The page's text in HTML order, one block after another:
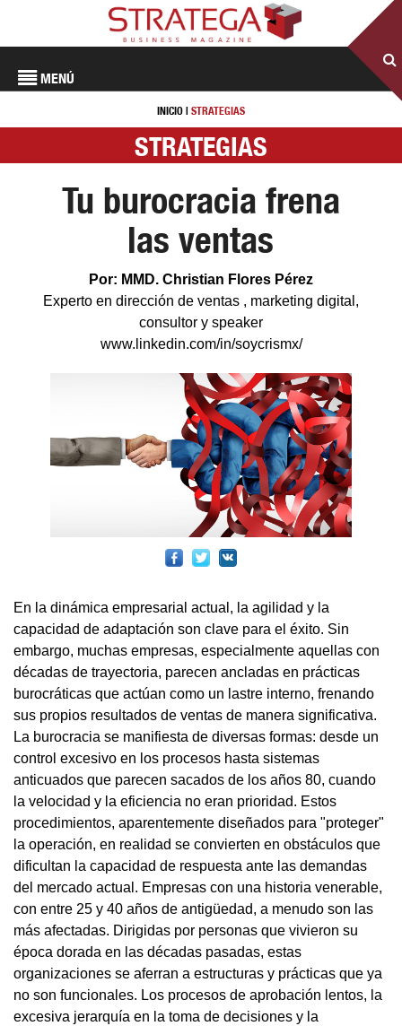
MENÚ
INICIO | STRATEGIAS
STRATEGIAS
Tu burocracia frena
las ventas
Por: MMD. Christian Flores Pérez
Experto en dirección de ventas , marketing digital,
consultor y speaker
www.linkedin.com/in/soycrismx/
En la dinámica empresarial actual, la agilidad y la
capacidad de adaptación son clave para el éxito. Sin
embargo, muchas empresas, especialmente aquellas con
décadas de trayectoria, parecen ancladas en prácticas
burocráticas que actúan como un lastre interno, frenando
sus propios resultados de ventas de manera significativa.
La burocracia se manifiesta de diversas formas: desde un
control excesivo en los procesos hasta sistemas
anticuados que parecen sacados de los años 80, cuando
la velocidad y la eficiencia no eran prioridad. Estos
procedimientos, aparentemente diseñados para "proteger"
la operación, en realidad se convierten en obstáculos que
dificultan la capacidad de respuesta ante las demandas
del mercado actual. Empresas con una historia venerable,
con entre 25 y 40 años de antigüedad, a menudo son las
más afectadas. Dirigidas por personas que vivieron su
época dorada en las décadas pasadas, estas
organizaciones se aferran a estructuras y prácticas que ya
no son funcionales. Los procesos de aprobación lentos, la
excesiva jerarquía en la toma de decisiones y la